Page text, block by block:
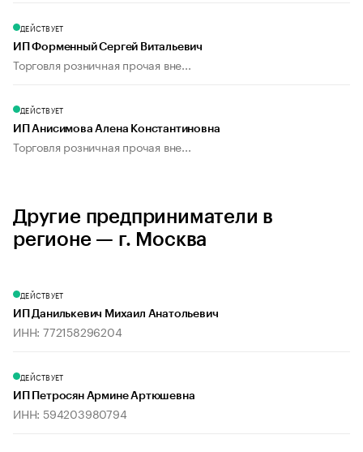
ДЕЙСТВУЕТ
ИП Форменный Сергей Витальевич
Торговля розничная прочая вне...
ДЕЙСТВУЕТ
ИП Анисимова Алена Константиновна
Торговля розничная прочая вне...
Другие предприниматели в
регионе — г. Москва
ДЕЙСТВУЕТ
ИП Данилькевич Михаил Анатольевич
ИНН: 772158296204
ДЕЙСТВУЕТ
ИП Петросян Армине Артюшевна
ИНН: 594203980794